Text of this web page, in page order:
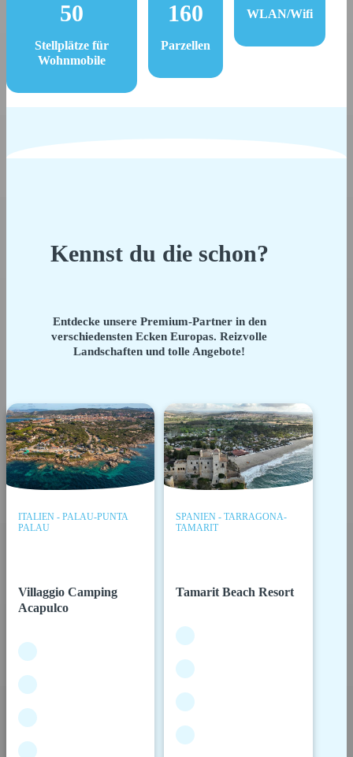
50
Stellplätze für
Wohnmobile
160
Parzellen
WLAN/Wifi
Kennst du die schon?
Entdecke unsere Premium-Partner in den
verschiedensten Ecken Europas. Reizvolle
Landschaften und tolle Angebote!
ITALIEN - PALAU-PUNTA
PALAU
Villaggio Camping
Acapulco
SPANIEN - TARRAGONA-
TAMARIT
Tamarit Beach Resort